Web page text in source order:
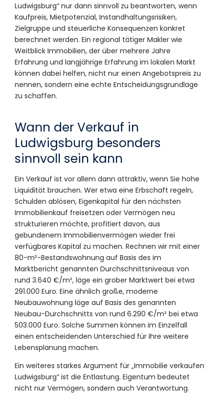
Ludwigsburg“ nur dann sinnvoll zu beantworten, wenn
Kaufpreis, Mietpotenzial, Instandhaltungsrisiken,
Zielgruppe und steuerliche Konsequenzen konkret
berechnet werden. Ein regional tätiger Makler wie
Weitblick Immobilien, der über mehrere Jahre
Erfahrung und langjährige Erfahrung im lokalen Markt
können dabei helfen, nicht nur einen Angebotspreis zu
nennen, sondern eine echte Entscheidungsgrundlage
zu schaffen.
Wann der Verkauf in
Ludwigsburg besonders
sinnvoll sein kann
Ein Verkauf ist vor allem dann attraktiv, wenn Sie hohe
Liquidität brauchen. Wer etwa eine Erbschaft regeln,
Schulden ablösen, Eigenkapital für den nächsten
Immobilienkauf freisetzen oder Vermögen neu
strukturieren möchte, profitiert davon, aus
gebundenem Immobilienvermögen wieder frei
verfügbares Kapital zu machen. Rechnen wir mit einer
80-m²-Bestandswohnung auf Basis des im
Marktbericht genannten Durchschnittsniveaus von
rund 3.640 €/m², läge ein grober Marktwert bei etwa
291.000 Euro. Eine ähnlich große, moderne
Neubauwohnung läge auf Basis des genannten
Neubau-Durchschnitts von rund 6.290 €/m² bei etwa
503.000 Euro. Solche Summen können im Einzelfall
einen entscheidenden Unterschied für Ihre weitere
Lebensplanung machen.
Ein weiteres starkes Argument für „Immobilie verkaufen
Ludwigsburg“ ist die Entlastung. Eigentum bedeutet
nicht nur Vermögen, sondern auch Verantwortung.